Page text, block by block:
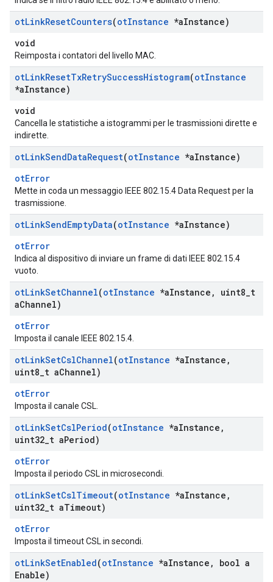
otLinkResetCounters(otInstance *aInstance)
void
Reimposta i contatori del livello MAC.
otLinkResetTxRetrySuccessHistogram(otInstance
*aInstance)
void
Cancella le statistiche a istogrammi per le trasmissioni dirette e
indirette.
otLinkSendDataRequest(otInstance *aInstance)
otError
Mette in coda un messaggio IEEE 802.15.4 Data Request per la
trasmissione.
otLinkSendEmptyData(otInstance *aInstance)
otError
Indica al dispositivo di inviare un frame di dati IEEE 802.15.4
vuoto.
otLinkSetChannel(otInstance *aInstance , uint8 t
aChannel)
otError
Imposta il canale IEEE 802.15.4.
otLinkSetCslChannel(otInstance *aInstance ,
uint8 t aChannel)
otError
Imposta il canale CSL.
otLinkSetCslPeriod(otInstance *aInstance ,
uint32 t aPeriod)
otError
Imposta il periodo CSL in microsecondi.
otLinkSetCslTimeout(otInstance *aInstance ,
uint32 t aTimeout)
otError
Imposta il timeout CSL in secondi.
otLinkSetEnabled(otInstance *aInstance ,
bool a
Enable)